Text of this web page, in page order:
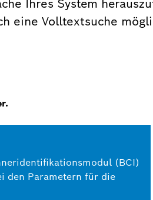
Ihres System
eine Volltextsuche
(BCI)
den Parametern für die